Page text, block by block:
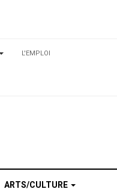
L'EMPLOI
ARTS/CULTURE